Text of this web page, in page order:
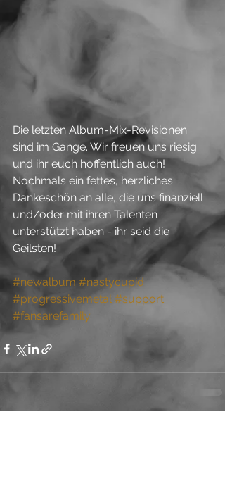
Die letzten Album-Mix-Revisionen
sind im Gange. Wir freuen uns riesig
und ihr euch hoffentlich auch!
Nochmals ein fettes, herzliches
Dankeschön an alle, die uns finanziell
und/oder mit ihren Talenten
unterstützt haben - ihr seid die
Geilsten!
#newalbum #nastycupid
#progressivemetal #support
#fansarefamily